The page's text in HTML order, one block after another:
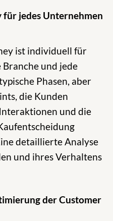
für jedes Unternehmen
ist individuell für
und jede
Phasen, aber
die Kunden
und die
detaillierte Analyse
und ihres Verhaltens
der Customer